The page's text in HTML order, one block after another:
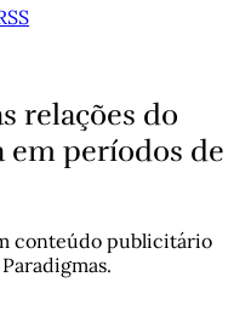
relações do
períodos de
conteúdo publicitário